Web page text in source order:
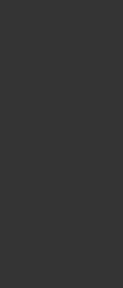
oder richten
die digitale
anbieten – häufig für
Unterstützung